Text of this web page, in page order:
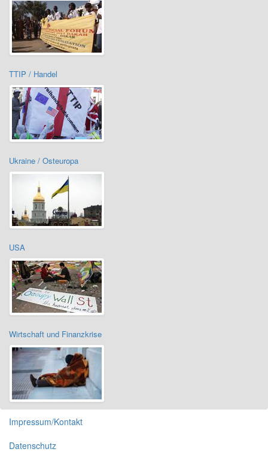
TTIP / Handel
Ukraine / Osteuropa
USA
Wirtschaft und Finanzkrise
Impressum/Kontakt
Datenschutz